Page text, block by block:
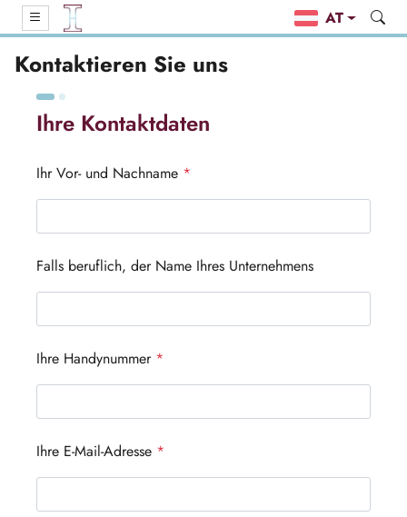
AT
Kontaktieren Sie uns
Ihre Kontaktdaten
Ihr Vor- und Nachname *
Falls beruflich, der Name Ihres Unternehmens
Ihre Handynummer *
Ihre E-Mail-Adresse *